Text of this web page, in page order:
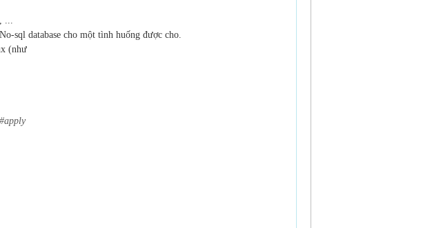
...
sql database cho một tình huống được cho.
(như